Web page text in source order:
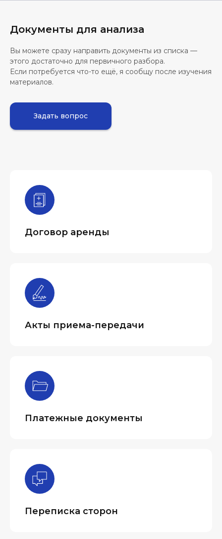
Документы для анализа
Вы можете сразу направить документы из списка —
этого достаточно для первичного разбора.
Если потребуется что-то ещё, я сообщу после изучения
материалов.
Задать вопрос
Договор аренды
Акты приема-передачи
Платежные документы
Переписка сторон